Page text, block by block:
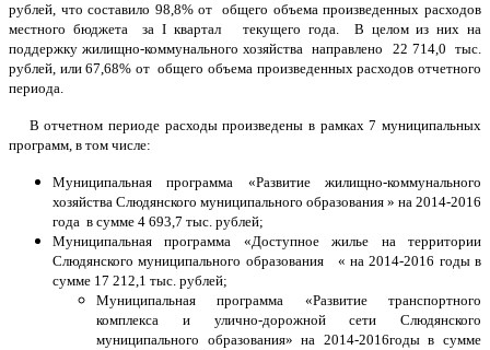
рублей, что составило 98,8% от общего объема произведенных расходов
местного бюджета за I квартал текущего года. В целом из них на
поддержку жилищно-коммунального хозяйства направлено 22 714,0 тыс.
рублей, или 67,68% от общего объема произведенных расходов отчетного
периода.
В отчетном периоде расходы произведены в рамках 7 муниципальных
программ, в том числе:
Муниципальная программа «Развитие жилищно-коммунального
хозяйства Слюдянского муниципального образования » на 2014-2016
года в сумме 4 693,7 тыс. рублей;
Муниципальная программа «Доступное жилье на территории
Слюдянского муниципального образования « на 2014-2016 годы в
сумме 17 212,1 тыс. рублей;
Муниципальная программа «Развитие транспортного
комплекса и улично-дорожной сети Слюдянского
муниципального образования» на 2014-2016годы в сумме